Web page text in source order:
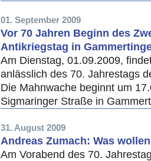
01. September 2009
Vor 70 Jahren Beginn des
Antikriegstag in
Am Dienstag, 01.09.2009,
anlässlich des 70. Jahrestags
Die Mahnwache beginnt um
Sigmaringer Straße in
31. August 2009
Andreas Zumach: Was
Am Vorabend des 70.